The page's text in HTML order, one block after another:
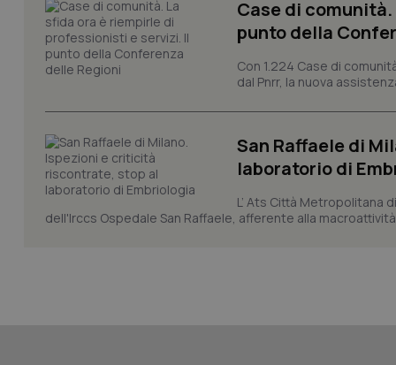
Case di
punto della
Con 1.224 Case di
dal Pnrr, la nuova
San Raffaele di
laboratorio di
L’ Ats Città Metropolitana
dell'Irccs Ospedale San Raffaele, afferente alla
CookieScriptConsent
tracking-enable
session-id